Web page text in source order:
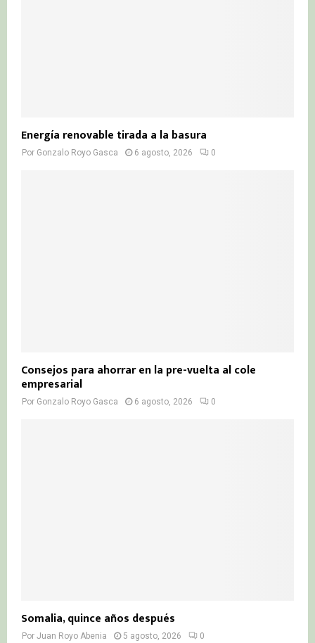
Energía renovable tirada a la basura
Por Gonzalo Royo Gasca 6 agosto, 2026 0
Consejos para ahorrar en la pre-vuelta al cole
empresarial
Por Gonzalo Royo Gasca 6 agosto, 2026 0
Somalia, quince años después
Por Juan Royo Abenia 5 agosto, 2026 0